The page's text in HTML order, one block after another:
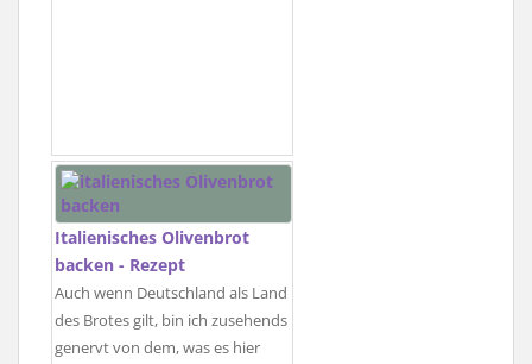
Italienisches Olivenbrot
backen - Rezept
Auch wenn Deutschland als Land
des Brotes gilt, bin ich zusehends
genervt von dem, was es hier